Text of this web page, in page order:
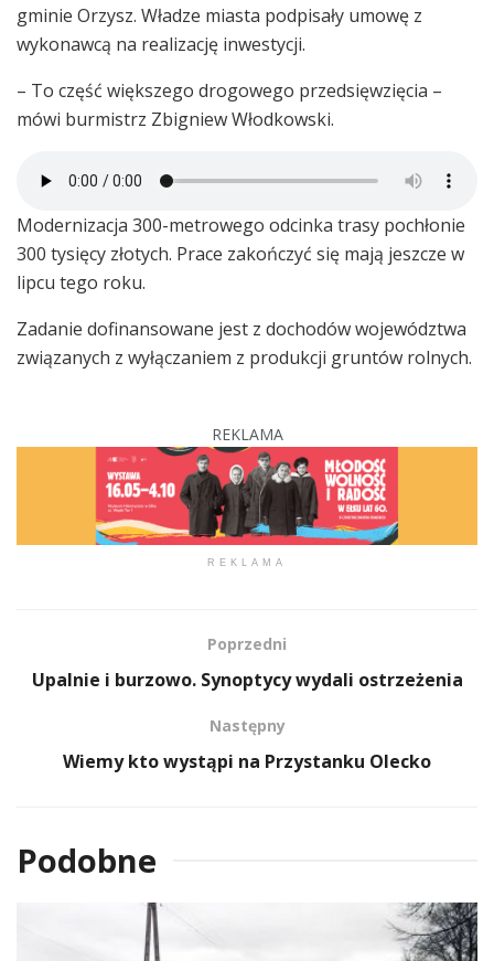
gminie Orzysz. Władze miasta podpisały umowę z
wykonawcą na realizację inwestycji.
– To część większego drogowego przedsięwzięcia –
mówi burmistrz Zbigniew Włodkowski.
Modernizacja 300-metrowego odcinka trasy pochłonie
300 tysięcy złotych. Prace zakończyć się mają jeszcze w
lipcu tego roku.
Zadanie dofinansowane jest z dochodów województwa
związanych z wyłączaniem z produkcji gruntów rolnych.
REKLAMA
REKLAMA
Poprzedni
Upalnie i burzowo. Synoptycy wydali ostrzeżenia
Następny
Wiemy kto wystąpi na Przystanku Olecko
Podobne